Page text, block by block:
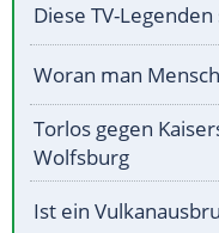
Diese TV-
Woran man
Torlos gegen
Wolfsburg
Ist ein